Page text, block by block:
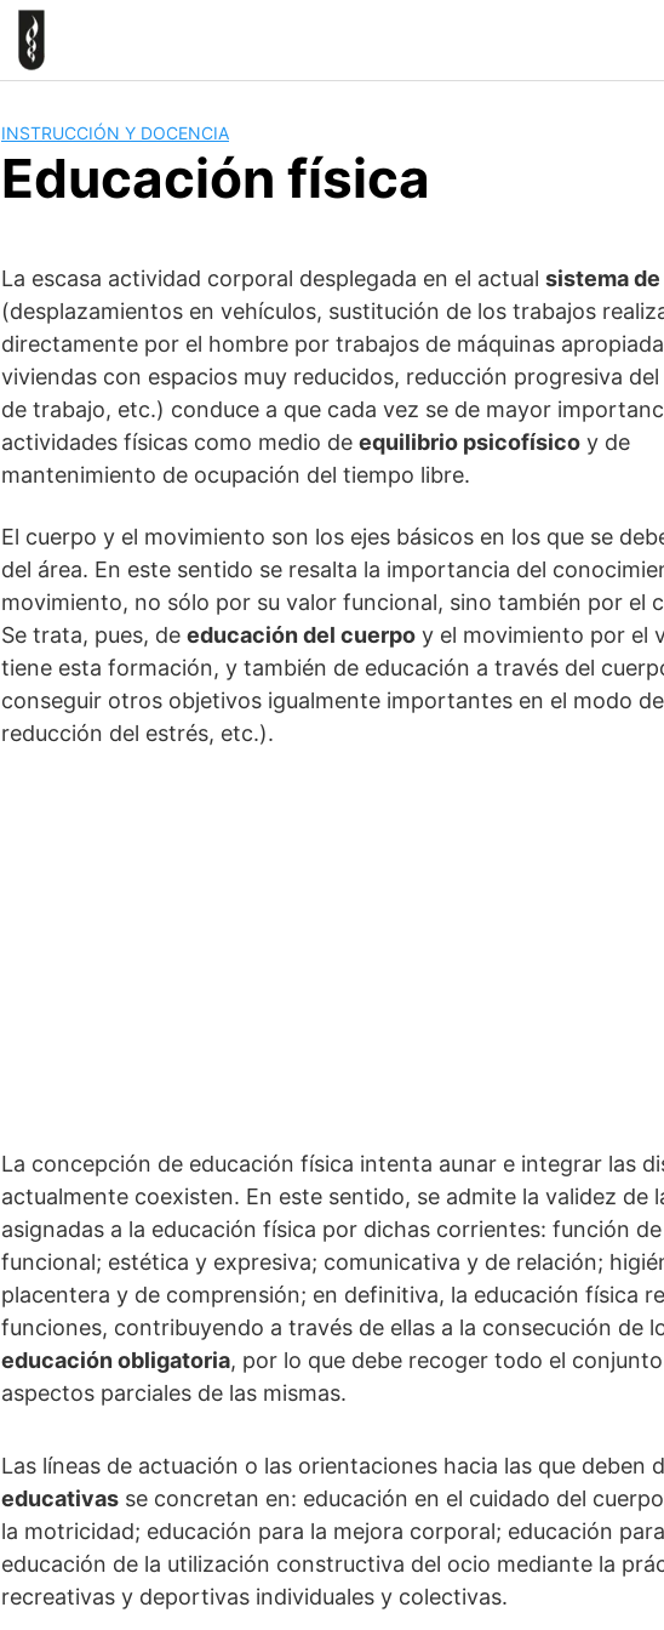
INSTRUCCIÓN Y DOCENCIA
Educación física
La escasa actividad corporal desplegada en el actual sistema
(desplazamientos en vehículos, sustitución de los trabajos
directamente por el hombre por trabajos de máquinas
viviendas con espacios muy reducidos, reducción progresiva
de trabajo, etc.) conduce a que cada vez se de mayor
actividades físicas como medio de equilibrio psicofísico y de
mantenimiento de ocupación del tiempo libre.
El cuerpo y el movimiento son los ejes básicos en los que se
del área. En este sentido se resalta la importancia del
movimiento, no sólo por su valor funcional, sino también por el
Se trata, pues, de educación del cuerpo y el movimiento por el
tiene esta formación, y también de educación a través del
conseguir otros objetivos igualmente importantes en el modo
reducción del estrés, etc.).
La concepción de educación física intenta aunar e integrar las
actualmente coexisten. En este sentido, se admite la validez de
asignadas a la educación física por dichas corrientes: función
funcional; estética y expresiva; comunicativa y de relación;
placentera y de comprensión; en definitiva, la educación física
funciones, contribuyendo a través de ellas a la consecución de
educación obligatoria, por lo que debe recoger todo el
aspectos parciales de las mismas.
Las líneas de actuación o las orientaciones hacia las que deben
educativas se concretan en: educación en el cuidado del
la motricidad; educación para la mejora corporal; educación
educación de la utilización constructiva del ocio mediante la
recreativas y deportivas individuales y colectivas.